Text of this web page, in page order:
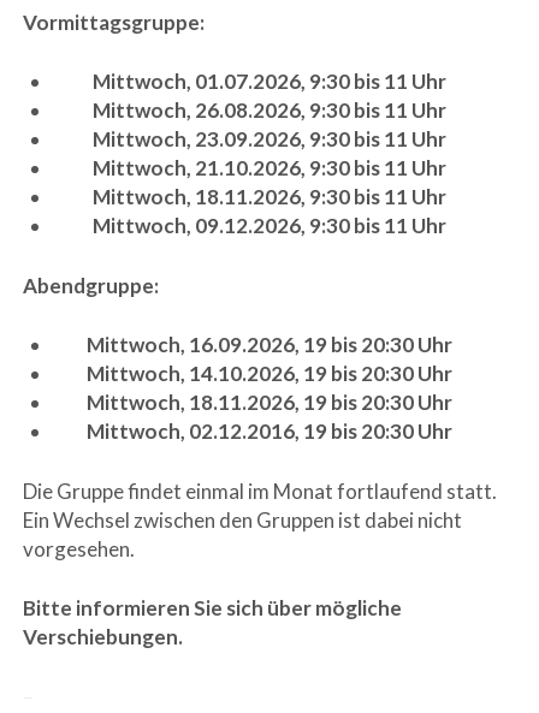
Vormittagsgruppe:
Mittwoch, 01.07.2026, 9:30 bis 11 Uhr
Mittwoch, 26.08.2026, 9:30 bis 11 Uhr
Mittwoch, 23.09.2026, 9:30 bis 11 Uhr
Mittwoch, 21.10.2026, 9:30 bis 11 Uhr
Mittwoch, 18.11.2026, 9:30 bis 11 Uhr
Mittwoch, 09.12.2026, 9:30 bis 11 Uhr
Abendgruppe:
Mittwoch, 16.09.2026, 19 bis 20:30 Uhr
Mittwoch, 14.10.2026, 19 bis 20:30 Uhr
Mittwoch, 18.11.2026, 19 bis 20:30 Uhr
Mittwoch, 02.12.2016, 19 bis 20:30 Uhr
Die Gruppe findet einmal im Monat fortlaufend statt.
Ein Wechsel zwischen den Gruppen ist dabei nicht
vorgesehen.
Bitte informieren Sie sich über mögliche
Verschiebungen.